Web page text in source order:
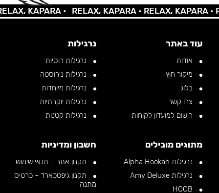
KAPARA • RELAX, KAPARA •RELAX, KAPARA •
עוד באתר
אודות
מיקור חוץ
בלוג
צרו קשר
רישום למועדון לקוחות
נרגילות
נרגילות רוסיות
נרגילות נירוסטה
נרגילות מיוחדות
נרגילות יוקרתיות
נרגילות קטנות
מתוגים מובילים
נרגילות Alpha Hookah
נרגילות Amy Deluxe
חשבון ומדיניות
תקנון אתר – תנאי שימוש
תקנון גיפטכארד – כרטיס
מתנה